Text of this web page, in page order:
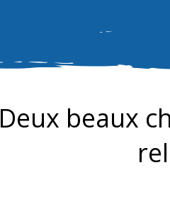
Deux beaux